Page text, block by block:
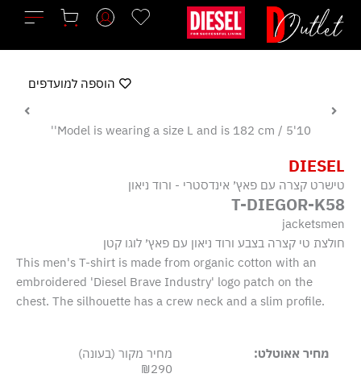
לתוכן
DIESEL
טישרט קצרה עם פאץ׳ אינדסטרי - ורוד ניאון
T-DIEGOR-K58
jacketsmen
חולצת טי קצרה בצבע ורוד ניאון עם פאץ׳ לוגו קטן
This men's T-shirt is made from organic cotton with an
embroidered 'Diesel Brave Industry' logo patch on the
chest. The silhouette has a crew neck and a slim profile.
מחיר אאוטלט:
מחיר מקור (בעונה)
₪290
הוספה למועדפים
Model is wearing a size L and is 182 cm / 5'10''